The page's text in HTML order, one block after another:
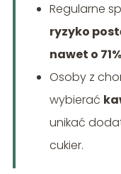
Regularne
ryzyko
nawet o 71%
Osoby z
wybierać
unikać
cukier.